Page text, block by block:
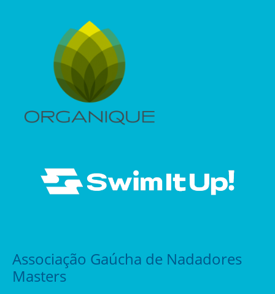
Associação Gaúcha de Nadadores
Masters